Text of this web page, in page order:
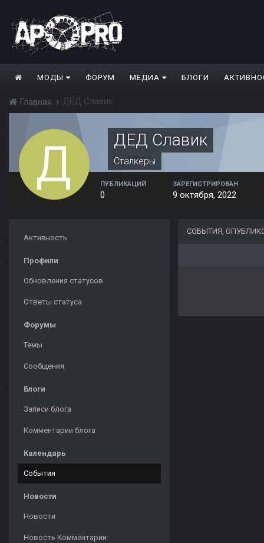
МОДЫ ФОРУМ МЕДИА БЛОГИ
Главная ДЕД Славик
ДЕД Славик
Сталкеры
ПУБЛИКАЦИЙ
0
ЗАРЕГИСТРИРОВАН
9 октября, 2022
Активность
Профили
Обновления статусов
Ответы статуса
Форумы
Темы
Сообщения
Блоги
Записи блога
Комментарии блога
Календарь
События
Новости
Новости
Новость Комментарии
СОБЫТИЯ,